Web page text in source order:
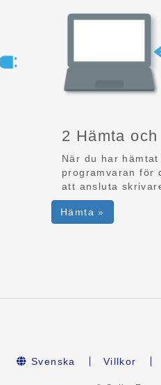
2 Hämta
När du har
programvaran för
att ansluta
Hämta »
Svenska Villkor